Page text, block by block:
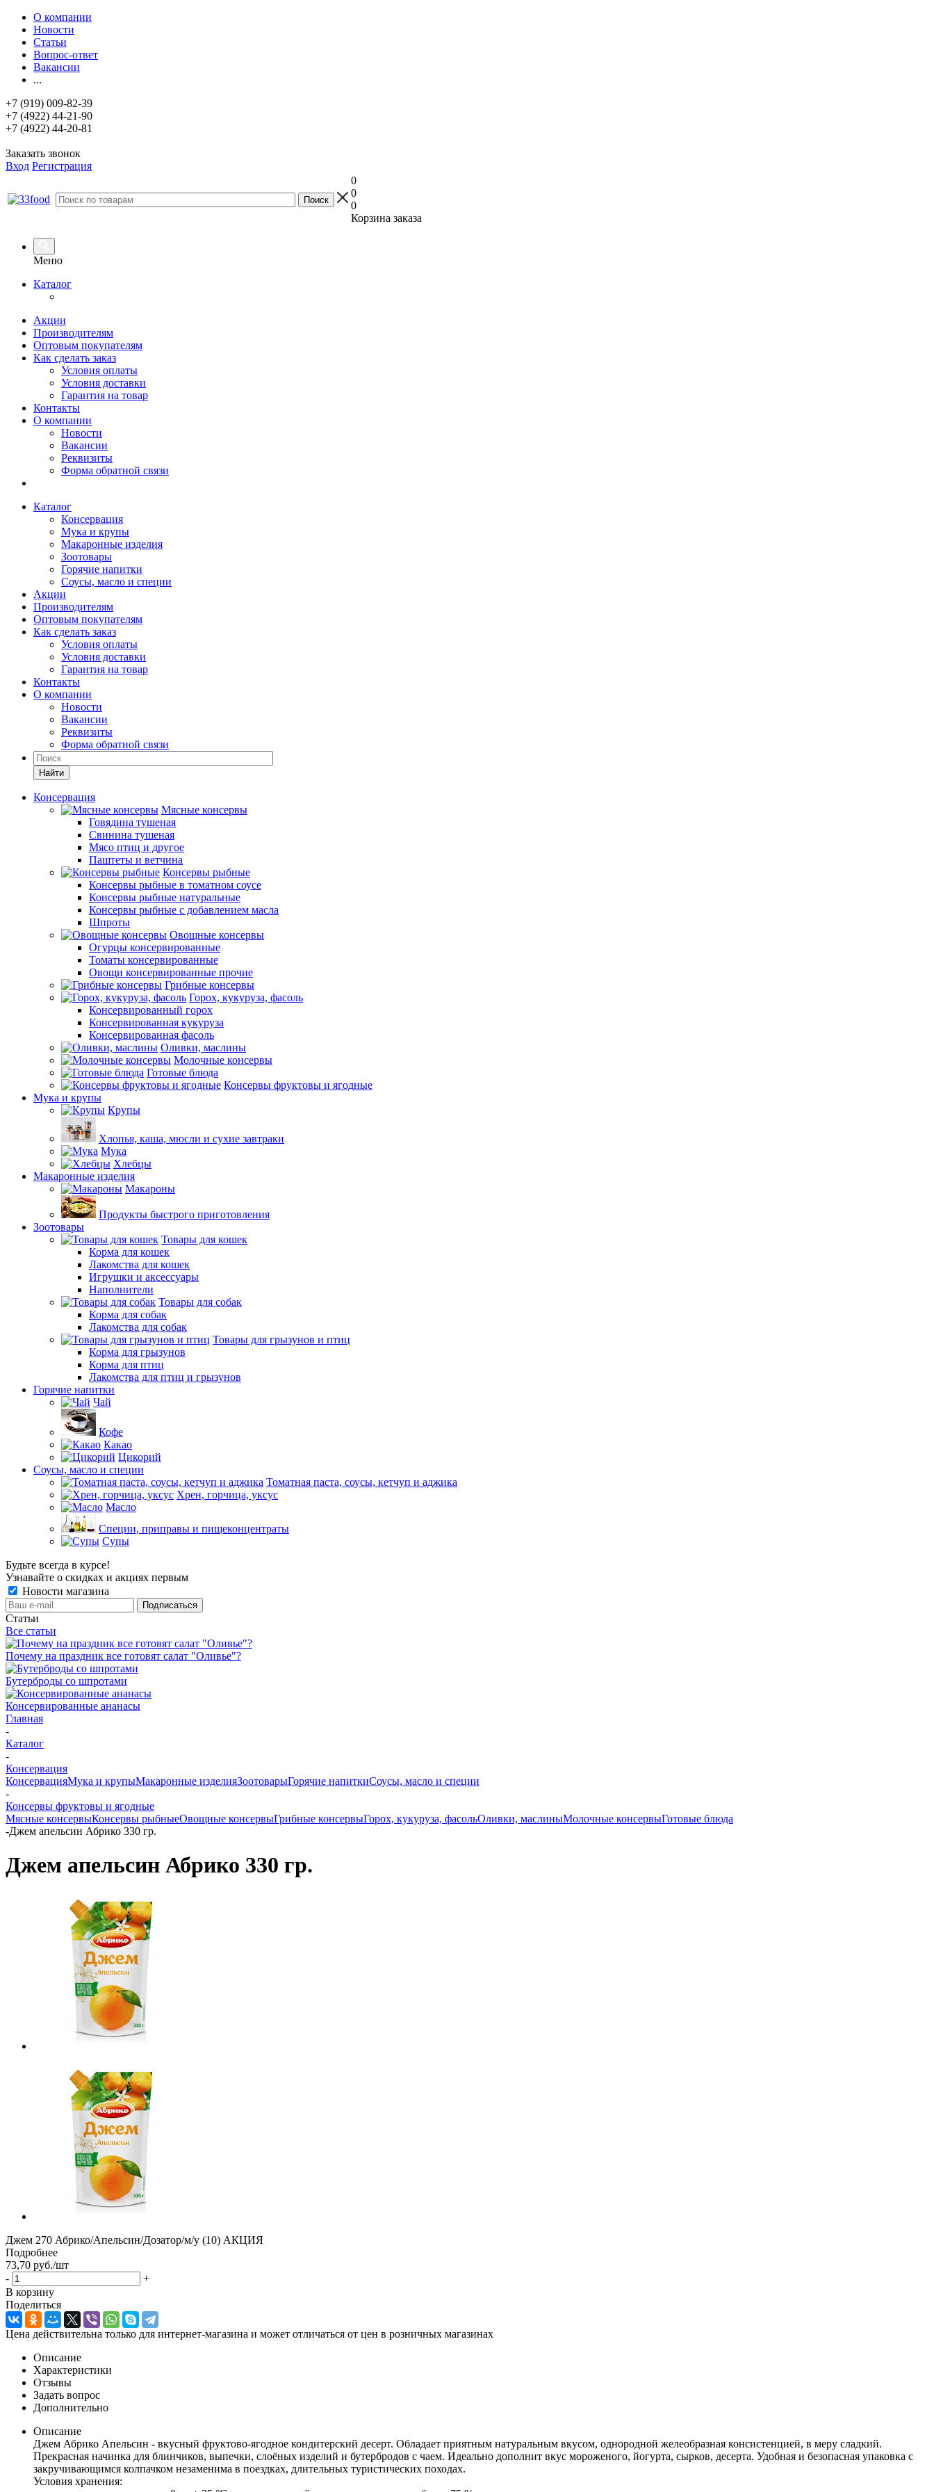
О компании
Новости
Статьи
Вопрос-ответ
Вакансии
...
+7 (919) 009-82-39
+7 (4922) 44-21-90
+7 (4922) 44-20-81
Заказать звонок
Вход Регистрация
0
0
0
Корзина заказа
Меню
Каталог
Акции
Производителям
Оптовым покупателям
Как сделать заказ
Условия оплаты
Условия доставки
Гарантия на товар
Контакты
О компании
Новости
Вакансии
Реквизиты
Форма обратной связи
Каталог
Консервация
Мука и крупы
Макаронные изделия
Зоотовары
Горячие напитки
Соусы, масло и специи
Акции
Производителям
Оптовым покупателям
Как сделать заказ
Условия оплаты
Условия доставки
Гарантия на товар
Контакты
О компании
Новости
Вакансии
Реквизиты
Форма обратной связи
Найти
Консервация
Мясные консервы
Говядина тушеная
Свинина тушеная
Мясо птиц и другое
Паштеты и ветчина
Консервы рыбные
Консервы рыбные в томатном соусе
Консервы рыбные натуральные
Консервы рыбные с добавлением масла
Шпроты
Овощные консервы
Огурцы консервированные
Томаты консервированные
Овощи консервированные прочие
Грибные консервы
Горох, кукуруза, фасоль
Консервированный горох
Консервированная кукуруза
Консервированная фасоль
Оливки, маслины
Молочные консервы
Готовые блюда
Консервы фруктовы и ягодные
Мука и крупы
Крупы
Хлопья, каша, мюсли и сухие завтраки
Мука
Хлебцы
Макаронные изделия
Макароны
Продукты быстрого приготовления
Зоотовары
Товары для кошек
Корма для кошек
Лакомства для кошек
Игрушки и аксессуары
Наполнители
Товары для собак
Корма для собак
Лакомства для собак
Товары для грызунов и птиц
Корма для грызунов
Корма для птиц
Лакомства для птиц и грызунов
Горячие напитки
Чай
Кофе
Какао
Цикорий
Соусы, масло и специи
Томатная паста, соусы, кетчуп и аджика
Хрен, горчица, уксус
Масло
Специи, приправы и пищеконцентраты
Супы
Будьте всегда в курсе!
Узнавайте о скидках и акциях первым
Новости магазина
Статьи
Все статьи
Почему на праздник все готовят салат "Оливье"?
Бутерброды со шпротами
Консервированные ананасы
Главная
-
Каталог
-
Консервация
КонсервацияМука и крупыМакаронные изделияЗоотоварыГорячие напиткиСоусы, масло и специи
-
Консервы фруктовы и ягодные
Мясные консервыКонсервы рыбныеОвощные консервыГрибные консервыГорох, кукуруза, фасольОливки, маслиныМолочные консервыГотовые блюда
-Джем апельсин Абрико 330 гр.
Джем апельсин Абрико 330 гр.
Джем 270 Абрико/Апельсин/Дозатор/м/у (10) АКЦИЯ
Подробнее
73,70 руб./шт
-
+
В корзину
Поделиться
Цена действительна только для интернет-магазина и может отличаться от цен в розничных магазинах
Описание
Характеристики
Отзывы
Задать вопрос
Дополнительно
Описание
Джем Абрико Апельсин - вкусный фруктово-ягодное кондитерский десерт. Обладает приятным натуральным вкусом, однородной желеобразная консистенцией, в меру сладкий.
Прекрасная начинка для блинчиков, выпечки, слоёных изделий и бутербродов с чаем. Идеально дополнит вкус мороженого, йогурта, сырков, десерта. Удобная и безопасная упаковка с
закручивающимся колпачком незаменима в поездках, длительных туристических походах.
Условия хранения: